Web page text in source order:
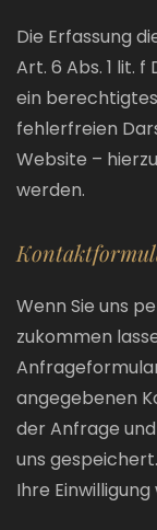
Die Erfassung
Art. 6 Abs. 1 lit.
ein
fehlerfreien
Website –
werden.
Wenn Sie uns
zukommen
angegebenen
der Anfrage
uns
Ihre